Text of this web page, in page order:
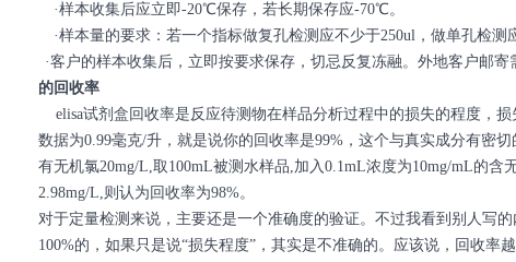
·样本收集后应立即-20℃保存，若长期保存应-70℃。
·样本量的要求：若一个指标做复孔检测应不少于250ul，做单孔检测
·客户的样本收集后，立即按要求保存，切忌反复冻融。外地客户邮寄
的回收率
elisa试剂盒回收率是反应待测物在样品分析过程中的损失的程度，
数据为0.99毫克/升，就是说你的回收率是99%，这个与真实成分有密
有无机氯20mg/L,取100mL被测水样品,加入0.1mL浓度为10mg/mL的
2.98mg/L,则认为回收率为98%。
对于定量检测来说，主要还是一个准确度的验证。不过我看到别人写
100%的，如果只是说“损失程度”，其实是不准确的。应该说，回收率